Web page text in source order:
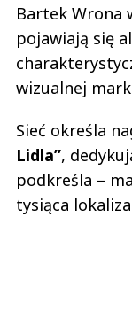
Bartek Wrona
pojawiają się
wizualnej
Sieć określa
Lidla”,
podkreśla –
tysiąca